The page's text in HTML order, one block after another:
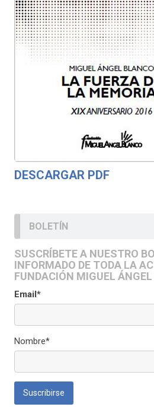
DESCARGAR PDF
BOLETÍN
SUSCRÍBETE A NUESTRO
INFORMADO DE TODA LA
FUNDACIÓN MIGUEL
Email*
Nombre*